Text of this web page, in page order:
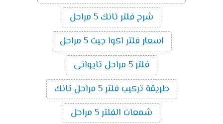
شرح فلتر تانك 5 مراحل
اسعار فلتر اكوا جيت 5 مراحل
فلتر 5 مراحل تايوانى
طريقة تركيب فلتر 5 مراحل تانك
شمعات الفلتر 5 مراحل